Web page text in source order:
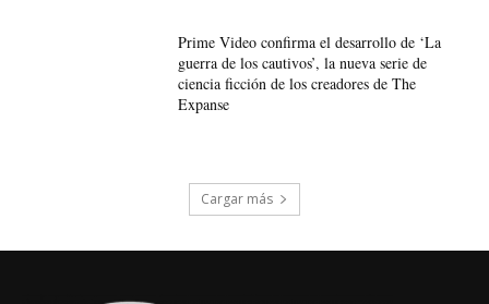
Prime Video confirma el desarrollo de ‘La
guerra de los cautivos’, la nueva serie de
ciencia ficción de los creadores de The
Expanse
Cargar más